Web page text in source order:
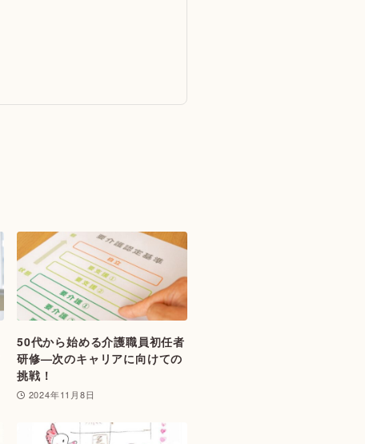
50代から始める介護職員初任者
研修—次のキャリアに向けての
挑戦！
2024年11月8日